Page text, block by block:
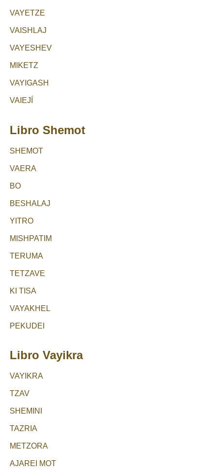
VAYETZE
VAISHLAJ
VAYESHEV
MIKETZ
VAYIGASH
VAIEJÍ
Libro Shemot
SHEMOT
VAERA
BO
BESHALAJ
YITRO
MISHPATIM
TERUMA
TETZAVE
KI TISA
VAYAKHEL
PEKUDEI
Libro Vayikra
VAYIKRA
TZAV
SHEMINI
TAZRIA
METZORA
AJAREI MOT